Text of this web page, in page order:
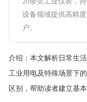
设备领域提供高精
户。
介绍： 本文解析日常生
工业用电及特殊场景下
区别，帮助读者建立基本